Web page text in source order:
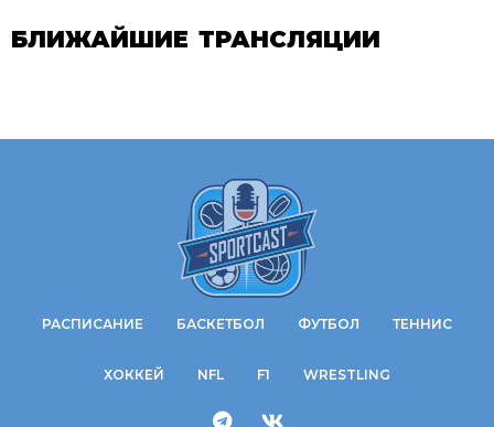
БЛИЖАЙШИЕ ТРАНСЛЯЦИИ
РАСПИСАНИЕ БАСКЕТБОЛ ФУТБОЛ ТЕННИС
ХОККЕЙ NFL F1 WRESTLING